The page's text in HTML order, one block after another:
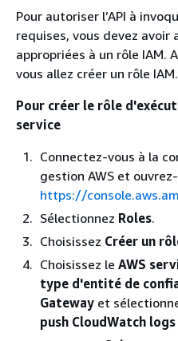
Pour autoriser l’API à
requises, vous devez
appropriées à un rôle IAM.
vous allez créer un rôle IAM.
Pour créer le rôle
service
Connectez-vous à la
gestion AWS et
https://
Sélectionnez Roles.
Choisissez Créer un
Choisissez le AWS
type d'entité de
Gateway et
push CloudWatch